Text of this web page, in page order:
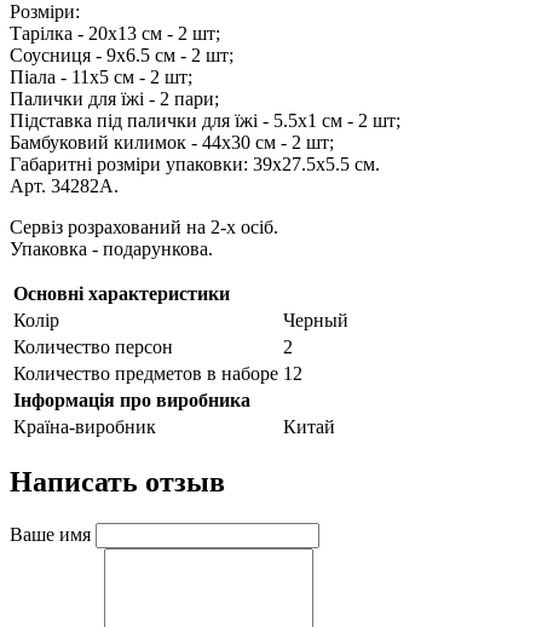
Розміри:
Тарілка - 20х13 см - 2 шт;
Соусниця - 9х6.5 см - 2 шт;
Піала - 11х5 см - 2 шт;
Палички для їжі - 2 пари;
Підставка під палички для їжі - 5.5х1 см - 2 шт;
Бамбуковий килимок - 44х30 см - 2 шт;
Габаритні розміри упаковки: 39х27.5х5.5 см.
Арт. 34282A.
Сервіз розрахований на 2-х осіб.
Упаковка - подарункова.
Основні характеристики
Колір
Черный
Количество персон
2
Количество предметов в наборе 12
Інформація про виробника
Країна-виробник
Китай
Написать отзыв
Ваше имя